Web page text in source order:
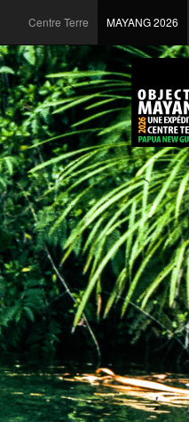
Centre Terre MAYANG 2026